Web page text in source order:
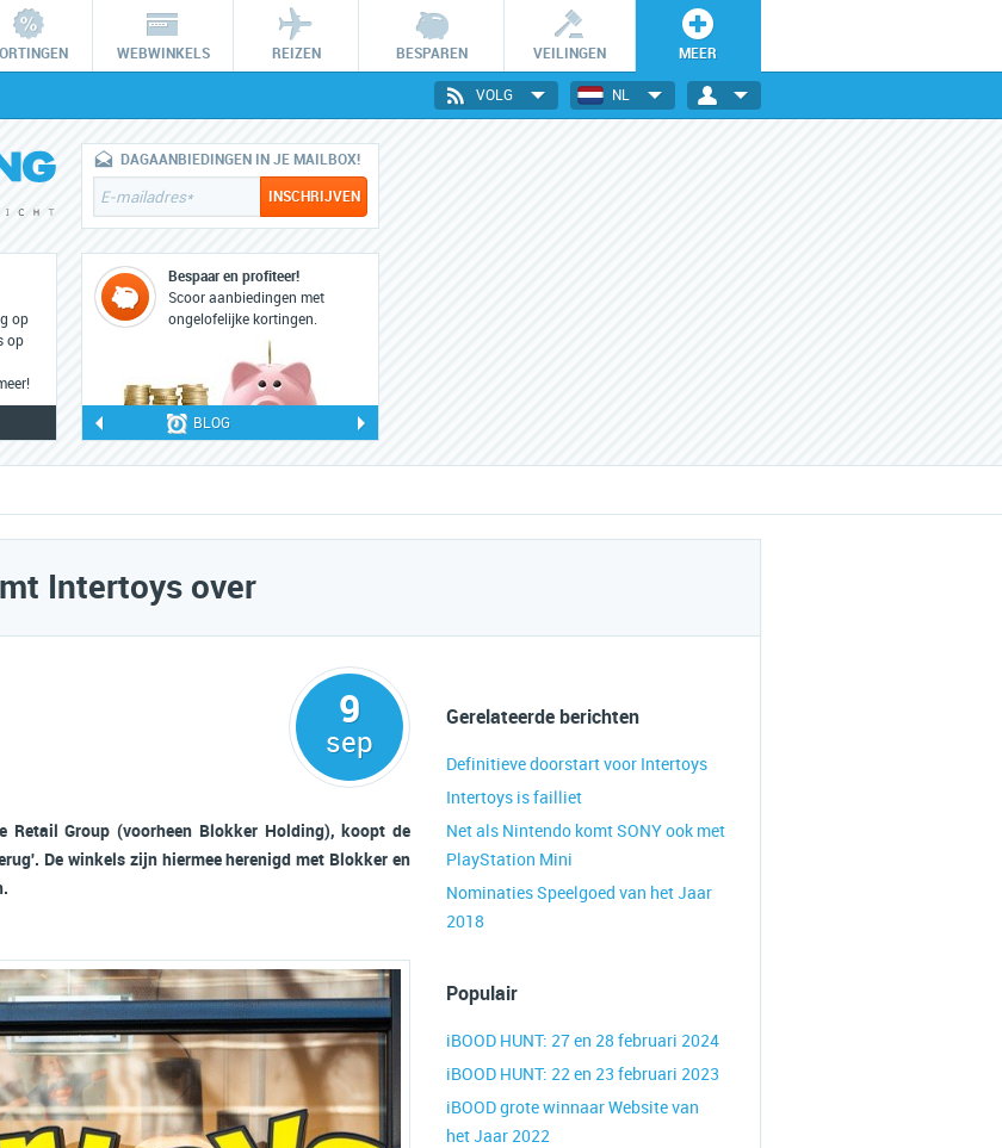
WEBWINKELS REIZEN BESPAREN VEILINGEN MEER
NL
VOLG
op
op
DAGAANBIEDINGEN IN JE MAILBOX!
Bespaar en profiteer!
Scoor aanbiedingen met
ongelofelijke kortingen.
BLOG
Intertoys over
9
sep
Retail Group (voorheen Blokker Holding), koopt de
De winkels zijn hiermee herenigd met Blokker en
Gerelateerde berichten
Definitieve doorstart voor Intertoys
Intertoys is failliet
Net als Nintendo komt SONY ook met
PlayStation Mini
Nominaties Speelgoed van het Jaar
2018
Populair
iBOOD HUNT: 27 en 28 februari 2024
iBOOD HUNT: 22 en 23 februari 2023
iBOOD grote winnaar Website van
het Jaar 2022